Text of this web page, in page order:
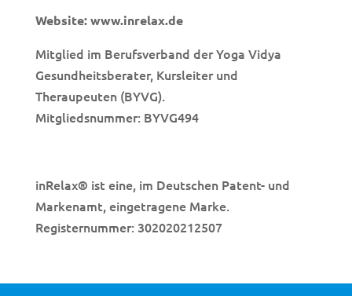
Website:www.inrelax.de
Mitglied im Berufsverband der Yoga Vidya
Gesundheitsberater, Kursleiter und
Theraupeuten (BYVG).
Mitgliedsnummer: BYVG494
inRelax® ist eine, im Deutschen Patent- und
Markenamt, eingetragene Marke.
Registernummer: 302020212507